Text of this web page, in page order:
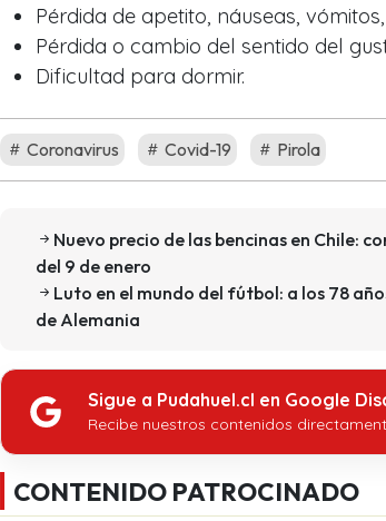
Pérdida de apetito, náuseas,
Pérdida o cambio del sentido del
Dificultad para dormir.
Coronavirus Covid-19 Pirola
Nuevo precio de las bencinas en Chile:
del 9 de enero
Luto en el mundo del fútbol: a los 78
de Alemania
Sigue a Pudahuel.cl en Google
Recibe nuestros contenidos
CONTENIDO PATROCINADO